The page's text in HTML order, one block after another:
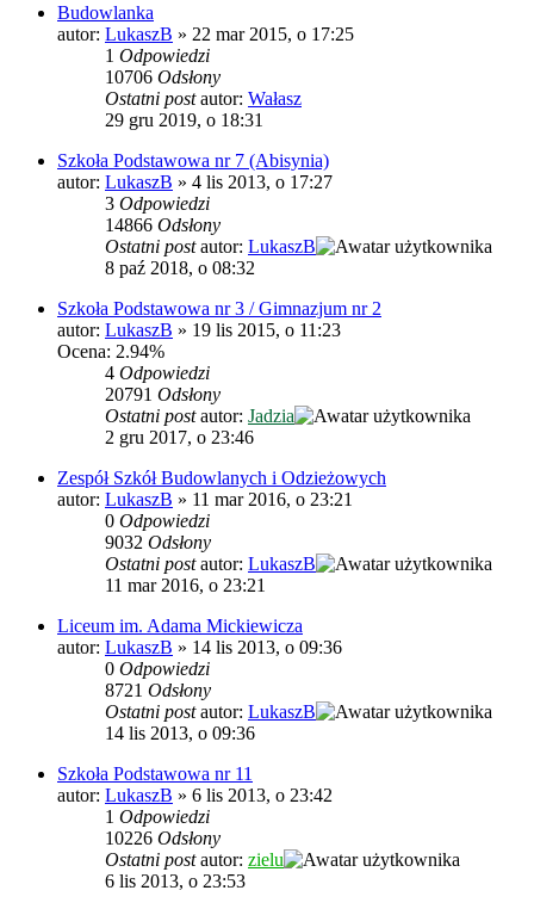
Budowlanka
autor: LukaszB » 22 mar 2015, o 17:25
1 Odpowiedzi
10706 Odsłony
Ostatni postautor: Wałasz
29 gru 2019, o 18:31
Szkoła Podstawowa nr 7 (Abisynia)
autor: LukaszB » 4 lis 2013, o 17:27
3 Odpowiedzi
14866 Odsłony
Ostatni postautor: LukaszB
8 paź 2018, o 08:32
Szkoła Podstawowa nr 3 / Gimnazjum nr 2
autor: LukaszB » 19 lis 2015, o 11:23
Ocena: 2.94%
4 Odpowiedzi
20791 Odsłony
Ostatni postautor: Jadzia
2 gru 2017, o 23:46
Zespół Szkół Budowlanych i Odzieżowych
autor: LukaszB » 11 mar 2016, o 23:21
0 Odpowiedzi
9032 Odsłony
Ostatni postautor: LukaszB
11 mar 2016, o 23:21
Liceum im. Adama Mickiewicza
autor: LukaszB » 14 lis 2013, o 09:36
0 Odpowiedzi
8721 Odsłony
Ostatni postautor: LukaszB
14 lis 2013, o 09:36
Szkoła Podstawowa nr 11
autor: LukaszB » 6 lis 2013, o 23:42
1 Odpowiedzi
10226 Odsłony
Ostatni postautor: zielu
6 lis 2013, o 23:53